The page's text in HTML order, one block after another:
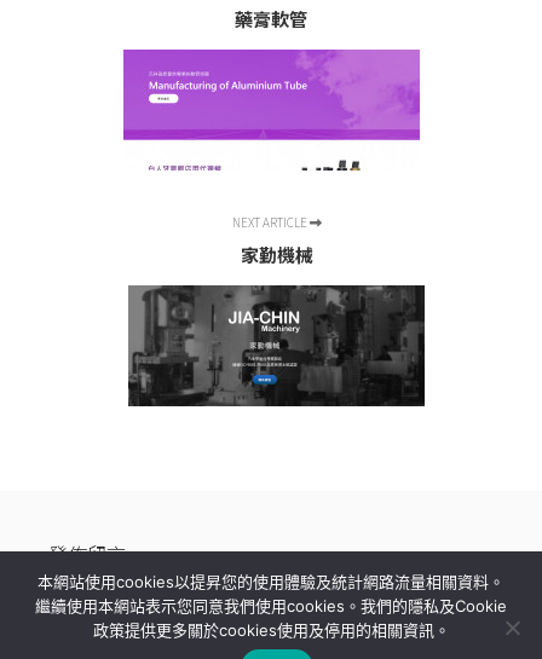
藥膏軟管
NEXT ARTICLE
家勤機械
發佈留言
很抱歉，必須登入網站才能發佈留言。
本網站使用cookies以提昇您的使用體驗及統計網路流量相關資料。
繼續使用本網站表示您同意我們使用cookies。我們的隱私及Cookie
政策提供更多關於cookies使用及停用的相關資訊。